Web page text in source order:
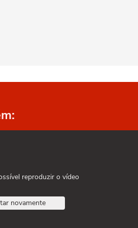
reproduzir o vídeo
novamente